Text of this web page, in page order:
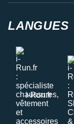
LANGUES
i-Run.fr